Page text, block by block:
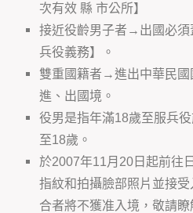
次有效 縣 市公所】
接近役齡男子者→出國必須
兵役義務】。
雙重國籍者→進出中華民國
進、出國境。
役男是指年滿18歲至服兵
至18歲。
於2007年11月20日起前往
指紋和拍攝臉部照片並接
合者將不獲准入境，敬請瞭